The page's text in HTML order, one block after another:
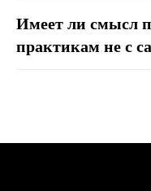
Имеет ли смысл
практикам не с